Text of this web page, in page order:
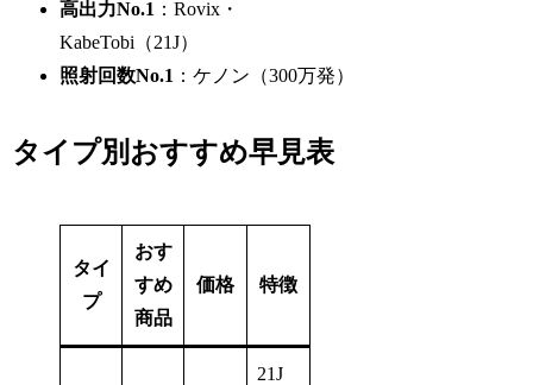
高出力No.1 ：Rovix・
KabeTobi（21J）
照射回数No.1 ：ケノン（300万発）
タイプ別おすすめ早見表
タイ
プ
おす
すめ
商品
価格 特徴
21J